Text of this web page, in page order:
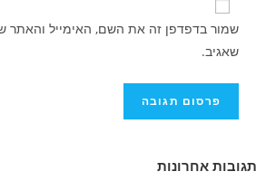
שמור בדפדפן זה את השם, האימייל והאתר
שאגיב.
תגובות אחרונות